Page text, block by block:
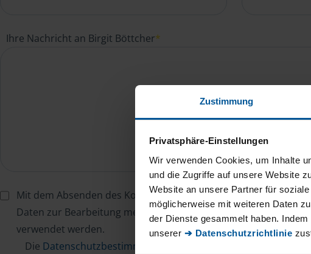
Zustimmung
Privatsphäre-Einstellungen
Wir verwenden Cookies, um Inhalte
und die Zugriffe auf unsere Website
Website an unsere Partner für
möglicherweise mit weiteren Daten
der Dienste gesammelt haben.
unserer ➔ Datenschutzrichtlinie
Ihre Nachricht an Birgit Böttcher*
Mit dem Absenden des Kontaktformulars erkläre ich mich
Daten zur Bearbeitung meines Anliegens sowie zur internen
verwendet werden.
Die Datenschutzbestimmungen